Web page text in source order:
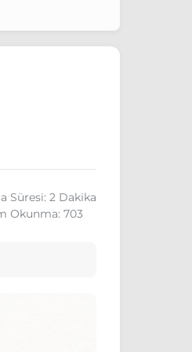
Süresi: 2 Dakika
Okunma: 703